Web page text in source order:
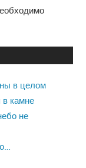
в целом
камне
не